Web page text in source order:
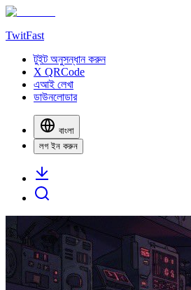
TwitFast
টুইট অনুসন্ধান করুন
X QRCode
এআই লেখা
ডাউনলোডার
বাংলা
লগ ইন করুন